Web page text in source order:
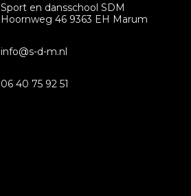
Sport en dansschool SDM
Hoornweg 46 9363 EH Marum
info@s-d-m.nl
06 40 75 92 51